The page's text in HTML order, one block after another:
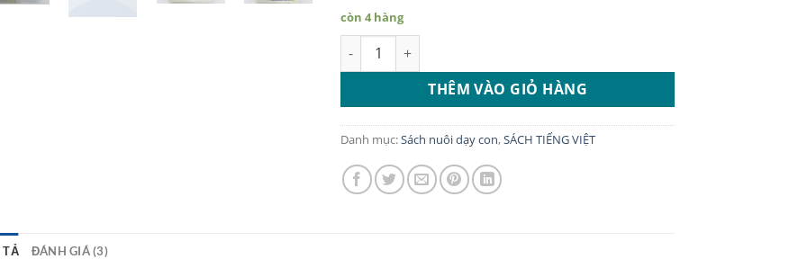
còn 4 hàng
Làm chủ việc tự học số lượng
THÊM VÀO GIỎ HÀNG
Danh mục:Sách nuôi dạy con,SÁCH TIẾNG VIỆT
TẢ ĐÁNH GIÁ (3)